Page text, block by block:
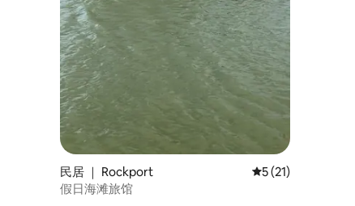
民居 ｜ Rockport 平均评分 5 分（满
5 (21)
假日海滩旅馆